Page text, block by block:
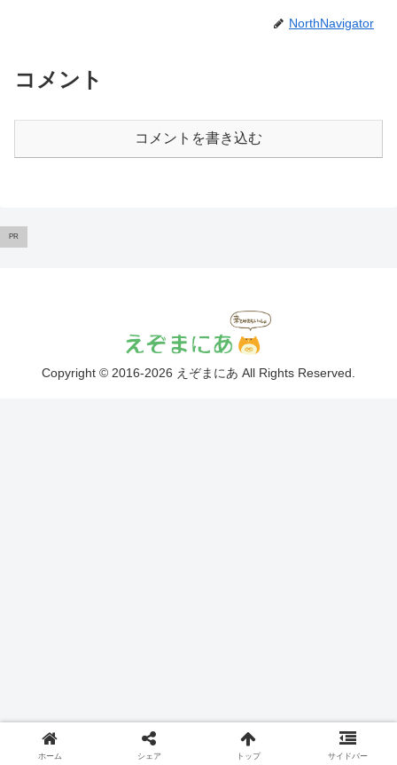
NorthNavigator
コメント
コメントを書き込む
PR
Copyright © 2016-2026 えぞまにあ All Rights Reserved.
ホーム シェア トップ サイドバー